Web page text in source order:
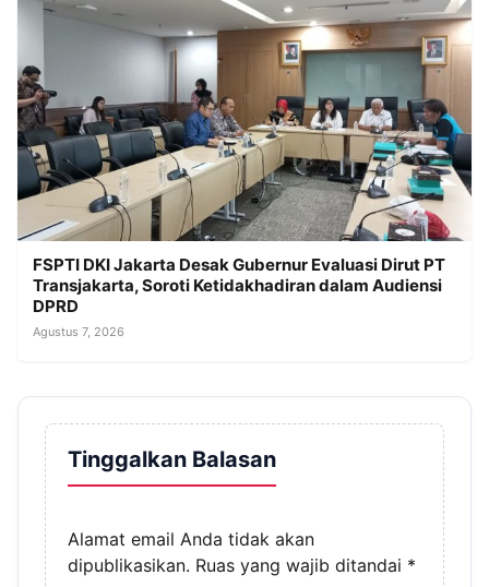
FSPTI DKI Jakarta Desak Gubernur Evaluasi Dirut PT
Transjakarta, Soroti Ketidakhadiran dalam Audiensi
DPRD
Agustus 7, 2026
Tinggalkan Balasan
Alamat email Anda tidak akan
dipublikasikan. Ruas yang wajib ditandai *